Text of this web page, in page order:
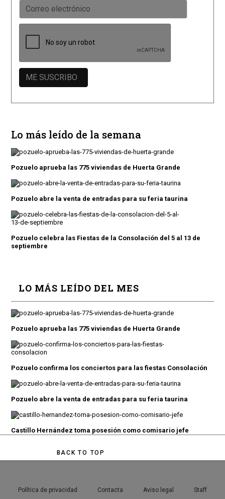
Lo más leído de la semana
Pozuelo aprueba las 775 viviendas de Huerta Grande
Pozuelo abre la venta de entradas para su feria taurina
Pozuelo celebra las Fiestas de la Consolación del 5 al 13 de
septiembre
LO MÁS LEÍDO DEL MES
Pozuelo aprueba las 775 viviendas de Huerta Grande
Pozuelo confirma los conciertos para las fiestas Consolación
Pozuelo abre la venta de entradas para su feria taurina
Castillo Hernández toma posesión como comisario jefe
BACK TO TOP
Política de privacidad Contacta Aviso legal Staff